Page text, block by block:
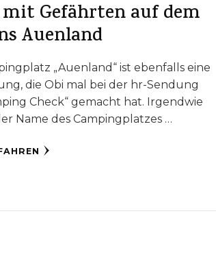
Gefährten auf dem
Auenland
„Auenland“ ist ebenfalls eine
die Obi mal bei der hr-Sendung
Check“ gemacht hat. Irgendwie
Name des Campingplatzes …